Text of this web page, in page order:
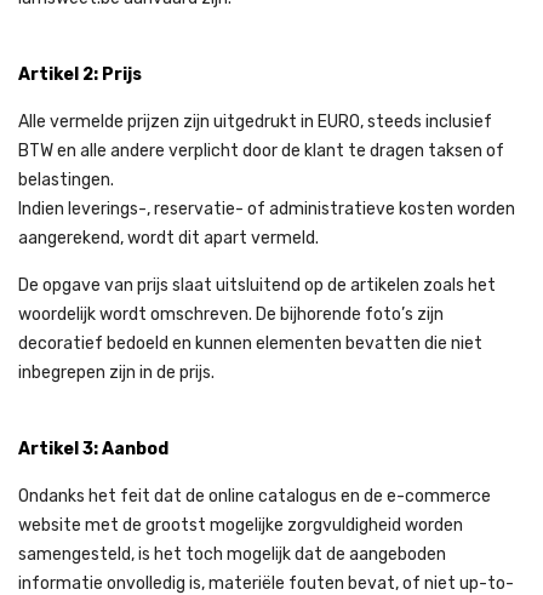
Artikel 2: Prijs
Alle vermelde prijzen zijn uitgedrukt in EURO, steeds inclusief
BTW en alle andere verplicht door de klant te dragen taksen of
belastingen.
Indien leverings-, reservatie- of administratieve kosten worden
aangerekend, wordt dit apart vermeld.
De opgave van prijs slaat uitsluitend op de artikelen zoals het
woordelijk wordt omschreven. De bijhorende foto’s zijn
decoratief bedoeld en kunnen elementen bevatten die niet
inbegrepen zijn in de prijs.
Artikel 3: Aanbod
Ondanks het feit dat de online catalogus en de e-commerce
website met de grootst mogelijke zorgvuldigheid worden
samengesteld, is het toch mogelijk dat de aangeboden
informatie onvolledig is, materiële fouten bevat, of niet up-to-